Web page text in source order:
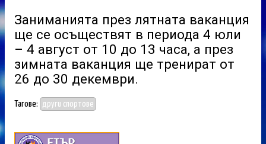
Заниманията през лятната ваканция
ще се осъществят в периода 4 юли
– 4 август от 10 до 13 часа, а през
зимната ваканция ще тренират от
26 до 30 декември.
Тагове: други спортове